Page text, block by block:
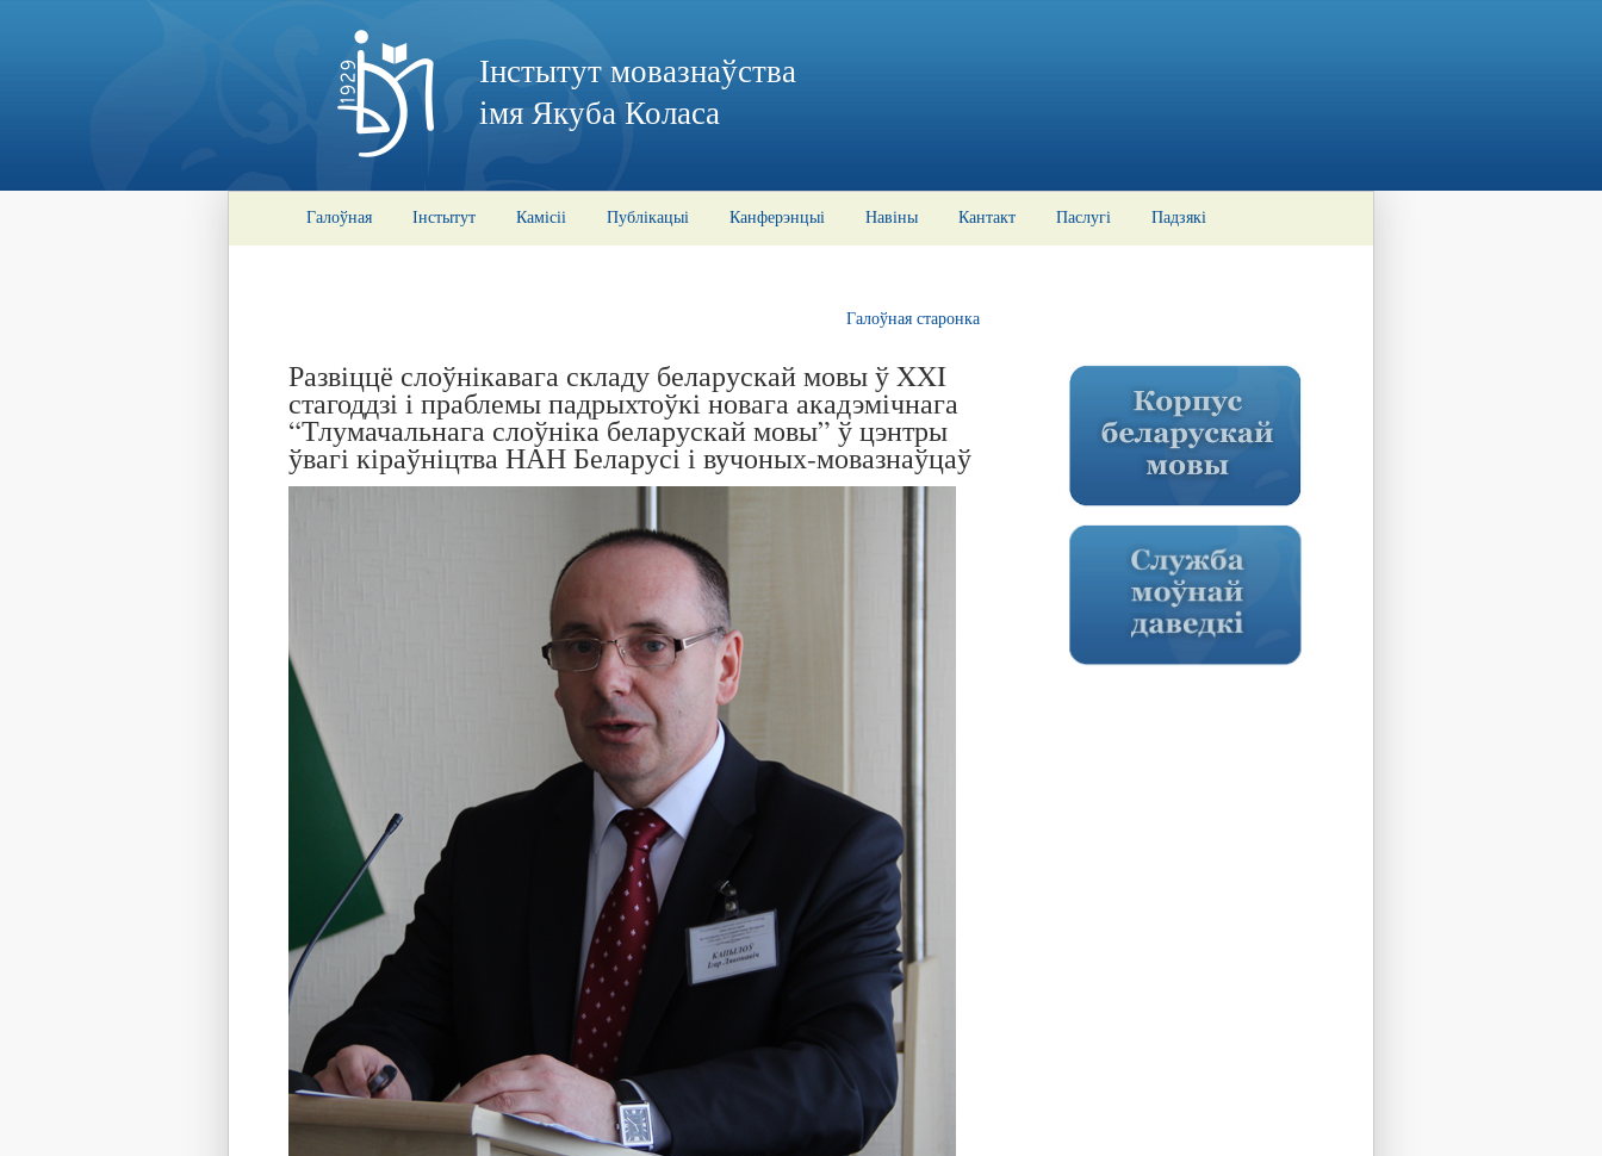
Інстытут мовазнаўства
імя Якуба Коласа
Галоўная Інстытут Камісіі Публікацыі Канферэнцыі Навіны Кантакт Паслугі Падзякі
Галоўная старонка
Развіццё слоўнікавага складу беларускай мовы ў XXI
стагоддзі і праблемы падрыхтоўкі новага акадэмічнага
“Тлумачальнага слоўніка беларускай мовы” ў цэнтры
ўвагі кіраўніцтва НАН Беларусі і вучоных-мовазнаўцаў